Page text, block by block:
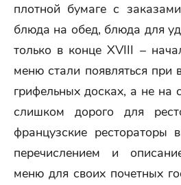
плотной бумаге с
блюда на обед, блюда для
только в конце XVIII –
меню стали появляться при
грифельных досках, а не на
слишком дорого для
французские рестораторы
перечислением и
меню для своих почетных